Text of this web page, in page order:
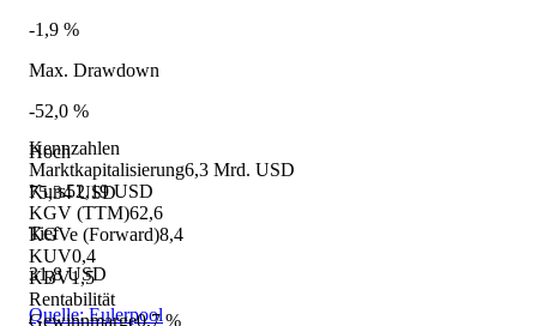
Kennzahlen
Marktkapitalisierung6,3 Mrd. USD
Kurs52,19 USD
KGV (TTM)62,6
KGVe (Forward)8,4
KUV0,4
KBV1,5
Rentabilität
Gewinnmarge0,7 %
-1,9 %
Max. Drawdown
-52,0 %
Hoch
75,34 USD
Tief
31,8 USD
Quelle: Eulerpool